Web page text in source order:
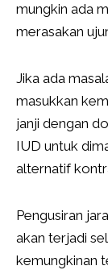
mungkin ada
merasakan
Jika ada
masukkan
janji dengan
IUD untuk
alternatif
Pengusiran
akan terjadi
kemungkinan